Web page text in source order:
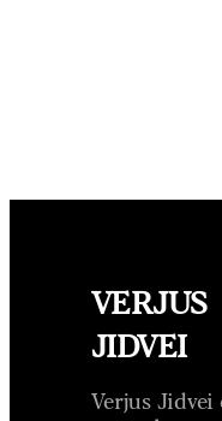
VERJUS
JIDVEI
Verjus